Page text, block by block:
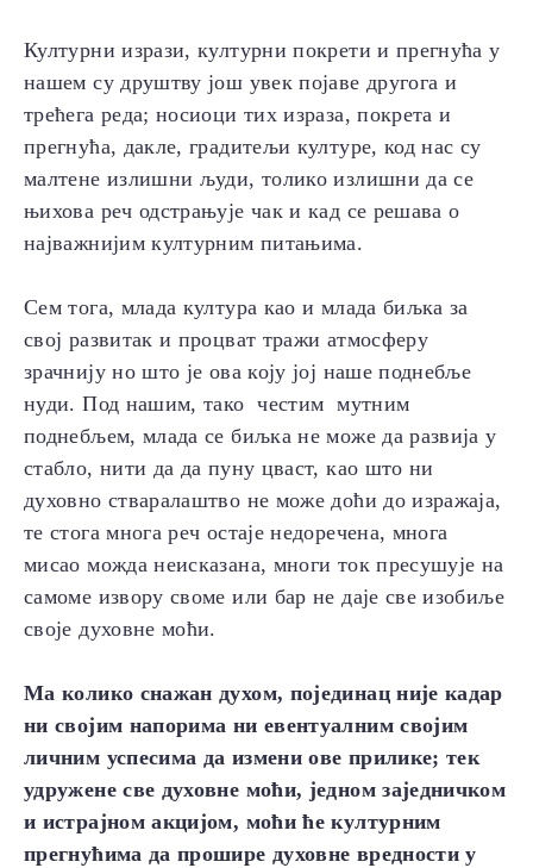
Културни изрази, културни покрети и прегнућа у
нашем су друштву још увек појаве другога и
трећега реда; носиоци тих израза, покрета и
прегнућа, дакле, градитељи културе, код нас су
малтене излишни људи, толико излишни да се
њихова реч одстрањује чак и кад се решава о
најважнијим културним питањима.
Сем тога, млада култура као и млада биљка за
свој развитак и процват тражи атмосферу
зрачнију но што је ова коју јој наше поднебље
нуди. Под нашим, тако честим мутним
поднебљем, млада се биљка не може да развија у
стабло, нити да да пуну цваст, као што ни
духовно стваралаштво не може доћи до изражаја,
те стога многа реч остаје недоречена, многа
мисао можда неисказана, многи ток пресушује на
самоме извору своме или бар не даје све изобиље
своје духовне моћи.
Ма колико снажан духом, појединац није кадар
ни својим напорима ни евентуалним својим
личним успесима да измени ове прилике; тек
удружене све духовне моћи, једном заједничком
и истрајном акцијом, моћи ће културним
прегнућима да прошире духовне вредности у